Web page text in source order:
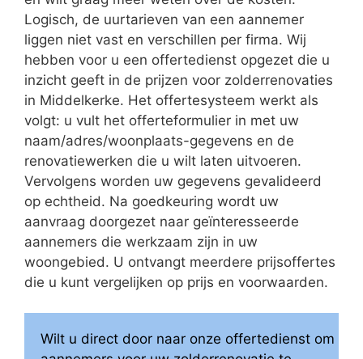
Logisch, de uurtarieven van een aannemer
liggen niet vast en verschillen per firma. Wij
hebben voor u een offertedienst opgezet die u
inzicht geeft in de prijzen voor zolderrenovaties
in Middelkerke. Het offertesysteem werkt als
volgt: u vult het offerteformulier in met uw
naam/adres/woonplaats-gegevens en de
renovatiewerken die u wilt laten uitvoeren.
Vervolgens worden uw gegevens gevalideerd
op echtheid. Na goedkeuring wordt uw
aanvraag doorgezet naar geïnteresseerde
aannemers die werkzaam zijn in uw
woongebied. U ontvangt meerdere prijsoffertes
die u kunt vergelijken op prijs en voorwaarden.
Wilt u direct door naar onze offertedienst om